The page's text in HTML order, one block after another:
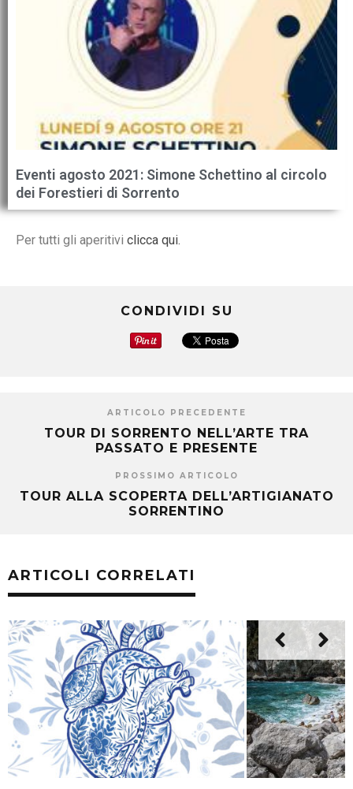
Eventi agosto 2021: Simone Schettino al circolo
dei Forestieri di Sorrento
Per tutti gli aperitivi clicca qui.
CONDIVIDI SU
ARTICOLO PRECEDENTE
TOUR DI SORRENTO NELL’ARTE TRA
PASSATO E PRESENTE
PROSSIMO ARTICOLO
TOUR ALLA SCOPERTA DELL’ARTIGIANATO
SORRENTINO
ARTICOLI CORRELATI